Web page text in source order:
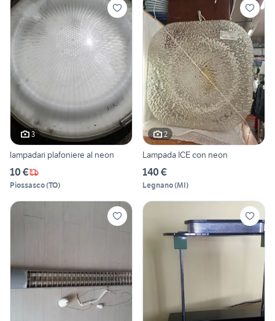
3
lampadari plafoniere al neon
10 €
Piossasco(TO)
2
Lampada ICE con neon
140 €
Legnano(MI)